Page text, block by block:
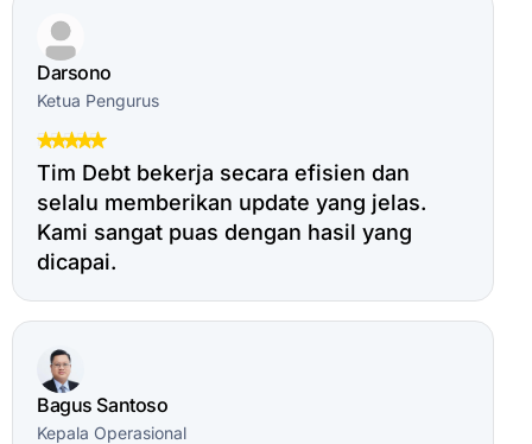
Darsono
Ketua Pengurus
Tim Debt bekerja secara efisien dan
selalu memberikan update yang jelas.
Kami sangat puas dengan hasil yang
dicapai.
Bagus Santoso
Kepala Operasional